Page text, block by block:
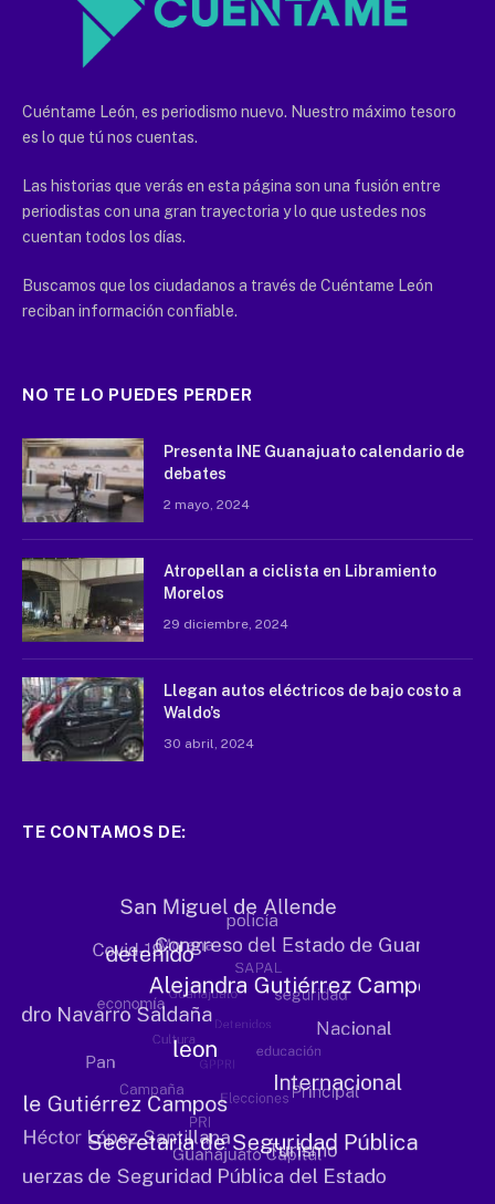
Cuéntame León, es periodismo nuevo. Nuestro máximo tesoro
es lo que tú nos cuentas.
Las historias que verás en esta página son una fusión entre
periodistas con una gran trayectoria y lo que ustedes nos
cuentan todos los días.
Buscamos que los ciudadanos a través de Cuéntame León
reciban información confiable.
NO TE LO PUEDES PERDER
Presenta INE Guanajuato calendario de
debates
2 mayo, 2024
Atropellan a ciclista en Libramiento
Morelos
29 diciembre, 2024
Llegan autos eléctricos de bajo costo a
Waldo’s
30 abril, 2024
TE CONTAMOS DE: